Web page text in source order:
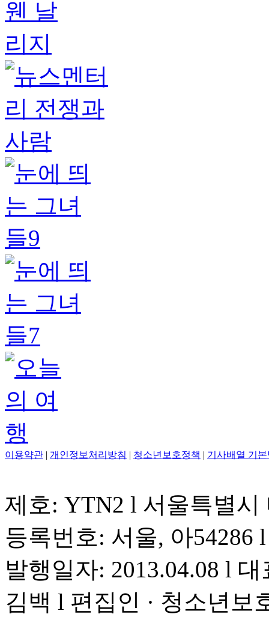
이용약관 개인정보처리방침 청소년보호정책 기사배열 기
제호: YTN2 l 서울특별
등록번호: 서울, 아54286
발행일자: 2013.04.08 l
김백 l 편집인 · 청소년보